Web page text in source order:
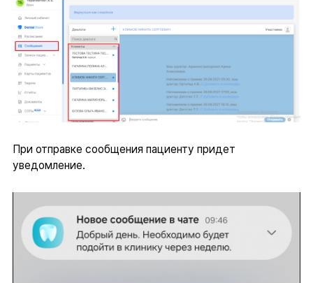
При отправке сообщения пациенту придет
уведомление.